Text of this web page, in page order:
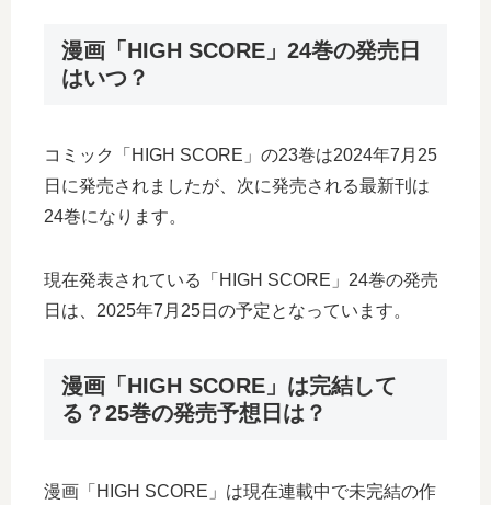
漫画「HIGH SCORE」24巻の発売日
はいつ？
コミック「HIGH SCORE」の23巻は2024年7月25
日に発売されましたが、次に発売される最新刊は
24巻になります。
現在発表されている「HIGH SCORE」24巻の発売
日は、2025年7月25日の予定となっています。
漫画「HIGH SCORE」は完結して
る？25巻の発売予想日は？
漫画「HIGH SCORE」は現在連載中で未完結の作